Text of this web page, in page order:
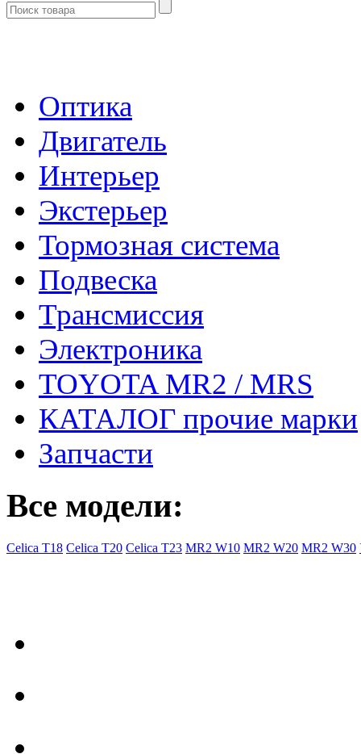
Оптика
Двигатель
Интерьер
Экстерьер
Тормозная система
Подвеска
Трансмиссия
Электроника
TOYOTA MR2 / MRS
КАТАЛОГ прочие марки
Запчасти
Все модели:
Celica T18 Celica T20 Celica T23 MR2 W10 MR2 W20 MR2 W30